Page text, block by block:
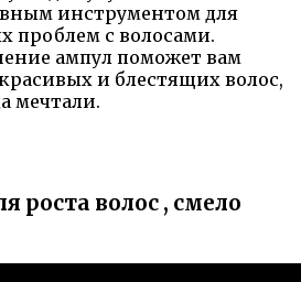
инструментом для
проблем с волосами.
ампул поможет вам
и блестящих волос,
мечтали.
роста волос , смело